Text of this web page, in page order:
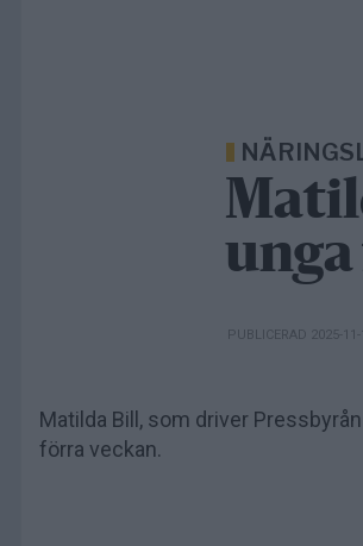
PUBLICERAD 2025-
Matilda Bill, som driver
förra veckan.